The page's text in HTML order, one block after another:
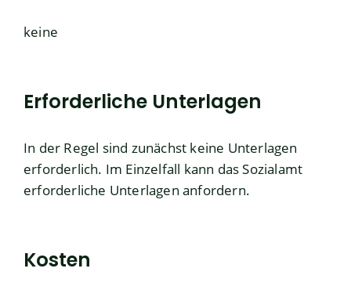
keine
Erforderliche Unterlagen
In der Regel sind zunächst keine Unterlagen
erforderlich. Im Einzelfall kann das Sozialamt
erforderliche Unterlagen anfordern.
Kosten